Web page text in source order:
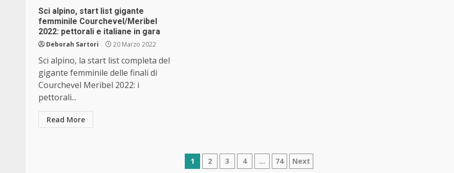
Sci alpino, start list gigante
femminile Courchevel/Meribel
2022: pettorali e italiane in gara
Deborah Sartori 20 Marzo 2022
Sci alpino, la start list completa del
gigante femminile delle finali di
Courchevel Meribel 2022: i
pettorali...
Read More
Navigazione
1 2 3 4 … 74 Next